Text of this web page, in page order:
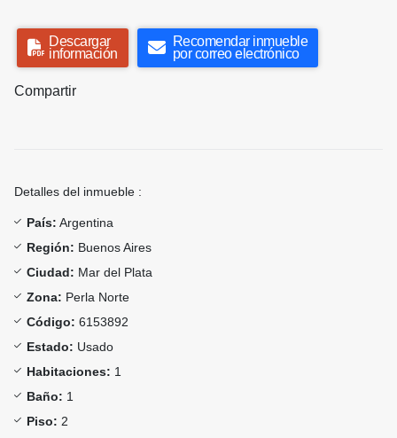
Descargar
información
Recomendar inmueble
por correo electrónico
Compartir
Detalles del inmueble :
País: Argentina
Región: Buenos Aires
Ciudad: Mar del Plata
Zona: Perla Norte
Código: 6153892
Estado: Usado
Habitaciones: 1
Baño: 1
Piso: 2